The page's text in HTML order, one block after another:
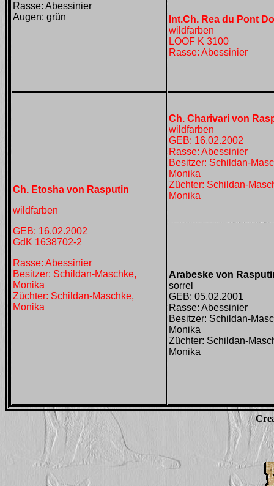
Rasse: Abessinier
Augen: grün
Int.Ch. Rea du Pont
wildfarben
LOOF K 3100
Rasse: Abessinier
Ch. Etosha von Rasputin
wildfarben
GEB: 16.02.2002
GdK 1638702-2
Rasse: Abessinier
Besitzer: Schildan-Maschke,
Monika
Züchter: Schildan-Maschke,
Monika
Ch. Charivari von
wildfarben
GEB: 16.02.2002
Rasse: Abessinier
Besitzer: Schildan-
Monika
Züchter: Schildan-
Monika
Arabeske von
sorrel
GEB: 05.02.2001
Rasse: Abessinier
Besitzer: Schildan-
Monika
Züchter: Schildan-
Monika